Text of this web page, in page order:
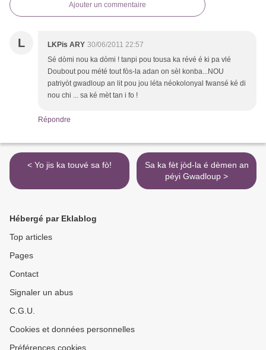
Ajouter un commentaire
L LKPis ARY 30/06/2011 22:57
Sé dòmi nou ka dòmi ! tanpi pou tousa ka révé é ki pa vlé
Doubout pou mété tout fòs-la adan on sèl konba...NOU
patriyòt gwadloup an lit pou jou léta néokolonyal fwansé ké di
nou chi ... sa ké mèt tan i fo !
Répondre
< Yo jis ka touvé sa fò!
Sa ka fèt jòd-la é dèmen an
péyi Gwadloup >
Hébergé par Eklablog
Top articles
Pages
Contact
Signaler un abus
C.G.U.
Cookies et données personnelles
Préférences cookies